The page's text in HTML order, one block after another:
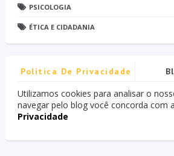
PSICOLOGIA
ÉTICA E CIDADANIA
Politica De Privacidade
Utilizamos cookies para analisar o
navegar pelo blog você concorda com
Privacidade